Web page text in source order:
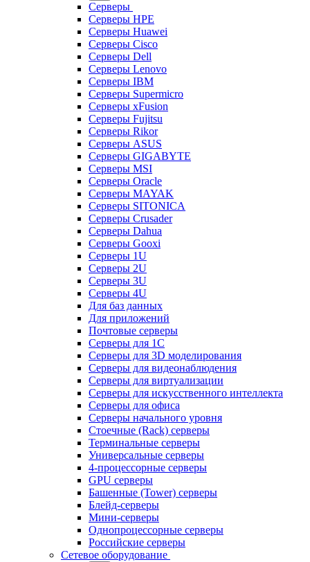
Серверы
Серверы HPE
Серверы Huawei
Серверы Cisco
Серверы Dell
Серверы Lenovo
Серверы IBM
Серверы Supermicro
Серверы xFusion
Серверы Fujitsu
Серверы Rikor
Серверы ASUS
Серверы GIGABYTE
Серверы MSI
Серверы Oracle
Серверы MAYAK
Серверы SITONICA
Серверы Crusader
Серверы Dahua
Серверы Gooxi
Серверы 1U
Серверы 2U
Серверы 3U
Серверы 4U
Для баз данных
Для приложений
Почтовые серверы
Серверы для 1С
Серверы для 3D моделирования
Серверы для видеонаблюдения
Серверы для виртуализации
Серверы для искусственного интеллекта
Серверы для офиса
Серверы начального уровня
Стоечные (Rack) серверы
Терминальные серверы
Универсальные серверы
4-процессорные серверы
GPU серверы
Башенные (Tower) серверы
Блейд-серверы
Мини-серверы
Однопроцессорные серверы
Российские серверы
Сетевое оборудование